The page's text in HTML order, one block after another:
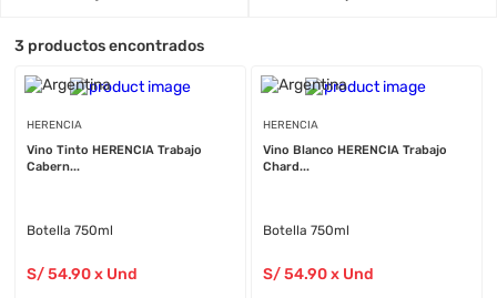
3 productos encontrados
HERENCIA
Vino Tinto HERENCIA Trabajo
Cabern...
Botella 750ml
S/54.90 x Und
HERENCIA
Vino Blanco HERENCIA Trabajo
Chard...
Botella 750ml
S/54.90x Und